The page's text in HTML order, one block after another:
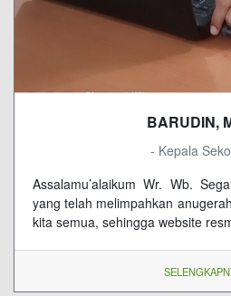
BARUDIN,
- Kepala
Assalamu’alaikum Wr. Wb.
yang telah melimpahkan
kita semua, sehingga website